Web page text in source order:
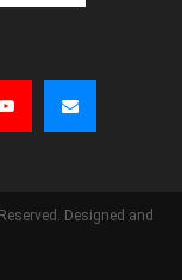
Designed and